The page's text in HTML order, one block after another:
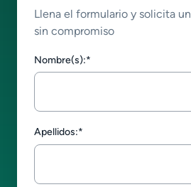
Llena el formulario y solicita
sin compromiso
Nombre(s):*
Apellidos:*